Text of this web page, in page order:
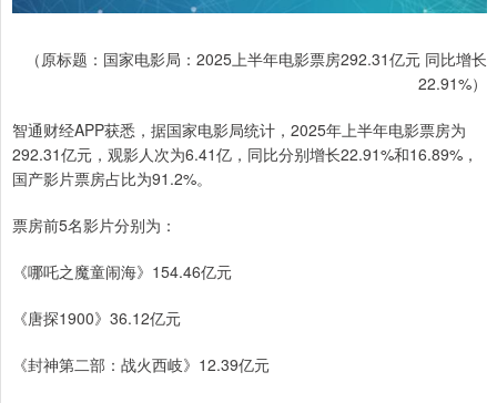
（原标题：国家电影局：2025上半年电影票房292.31亿元 同比增长
22.91%）
智通财经APP获悉，据国家电影局统计，2025年上半年电影票房为
292.31亿元，观影人次为6.41亿，同比分别增长22.91%和16.89%，
国产影片票房占比为91.2%。
票房前5名影片分别为：
《哪吒之魔童闹海》154.46亿元
《唐探1900》36.12亿元
《封神第二部：战火西岐》12.39亿元